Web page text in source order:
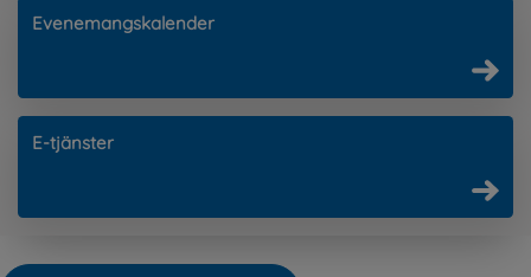
Evenemangskalender
E-tjänster